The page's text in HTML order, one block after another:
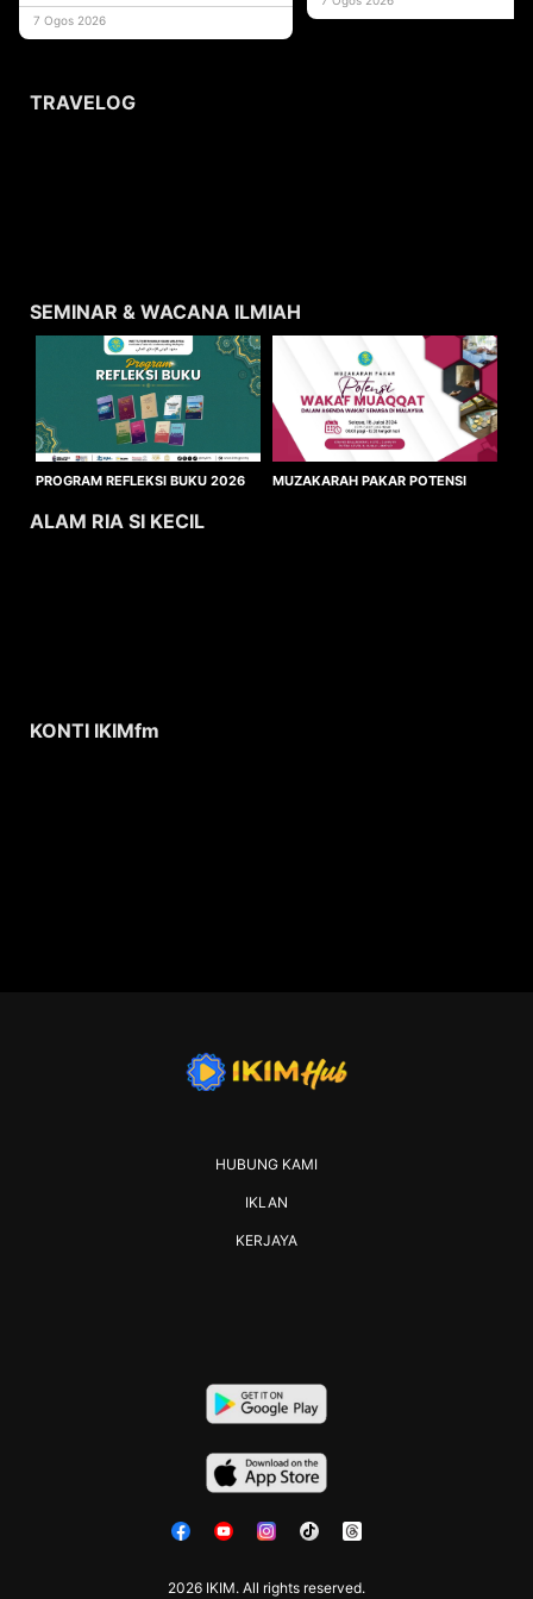
usaha
7 Ogos 2026
TRAVELOG
SEMINAR & WACANA ILMIAH
PROGRAM REFLEKSI BUKU 2026
MUZAKARAH PAKAR POTENSI
ALAM RIA SI KECIL
KONTI IKIMfm
2026 IKIM. All rights reserved.
HUBUNG KAMI
IKLAN
KERJAYA